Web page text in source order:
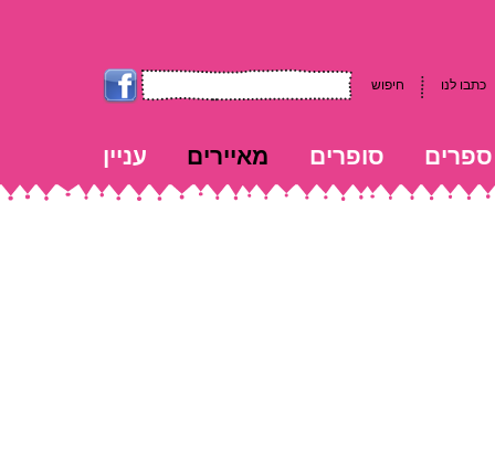
חיפוש כתבו לנו
ספרים סופרים מאיירים עניין